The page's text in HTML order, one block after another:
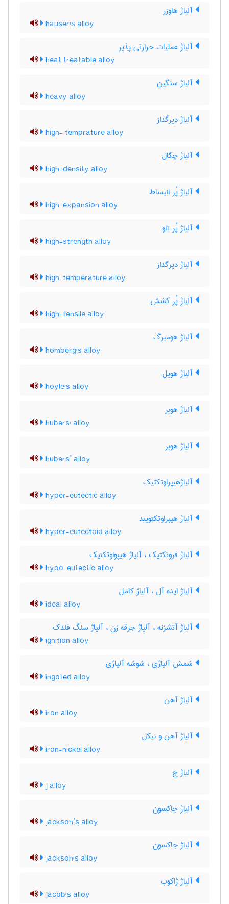
آلیاژ هاوزر
hauser's alloy
آلیاژ عملیات حرارتی پذیر
heat treatable alloy
آلیاژ سنگین
heavy alloy
آلیاژ دیرگداز
high- temprature alloy
آلیاژ چگال
high-density alloy
آلیاژ پُر انبساط
high-expansion alloy
آلیاژ پُر تاو
high-strength alloy
آلیاژ دیرگداز
high-temperature alloy
آلیاژ پُر کشش
high-tensile alloy
آلیاژ هومبرگ
homberg's alloy
آلیاژ هویل
hoyle's alloy
آلیاژ هوبر
hubers' alloy
آلیاژ هوبر
hubers’ alloy
آلیاژهیپراوتکتیک
hyper-eutectic alloy
آلیاژ هیپراوتکتویید
hyper-eutectoid alloy
آلیاژ فروتکتیک ، آلیاژ هیپواوتکتیک
hypo-eutectic alloy
آلیاژ ایده آل ، آلیاژ کامل
ideal alloy
آلیاژ آتشزنه ، آلیاژ جرقه زن ، آلیاژ سنگ فندک
ignition alloy
شمش آلیاژی ، شوشه آلیاژی
ingoted alloy
آلیاژ آهن
iron alloy
آلیاژ آهن و نیکل
iron-nickel alloy
آلیاژ ج
j alloy
آلیاژ جاکسون
jackson’s alloy
آلیاژ جاکسون
jackson's alloy
آلیاژ ژاکوب
jacob's alloy